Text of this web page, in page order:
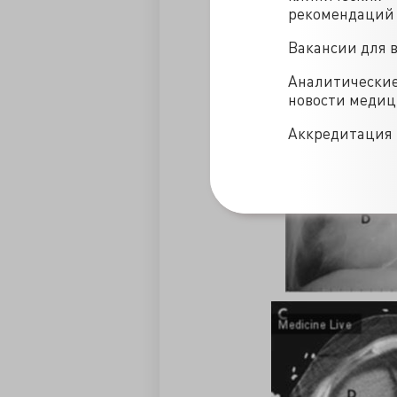
рекомендаций
Вакансии для
новости
Аккредитация